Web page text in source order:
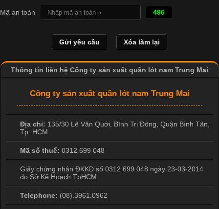
In Chuyển Nhiệt Là Gì? Công Nghệ In Hiện Đại Trong Ngành
May Mặc Trong ngành in ấn và thời trang, in chuyển nhiệt đang
hình ảnh sắc nét và bền màu. Đặc biệt, kỹ thuật này được ứng
dụng rộng rãi trong sản xuất áo thun, đồ thể thao
Mã an toàn 496
Thông tin liên hệ Công ty sản xuất quần lót nam Trung Mai
Công ty sản xuất quần lót nam Trung Mai
Địa chỉ: 135/30 Lê Văn Quới, Bình Trị Đông Quận Bình Tân
Tp. HCM
Mã số thuế: 0312 699 048
Giấy chứng nhận ĐKKD số 0312 699 048 ngày 23-03-2014
do Sở Kế Hoạch TpHCM
Telephone: (08).3961.0962